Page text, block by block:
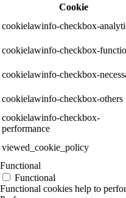
Cookie
cookielawinfo-checkbox-
cookielawinfo-checkbox-
cookielawinfo-checkbox-
cookielawinfo-checkbox-others
cookielawinfo-checkbox-
performance
viewed_cookie_policy
Functional
Functional
Functional cookies help to